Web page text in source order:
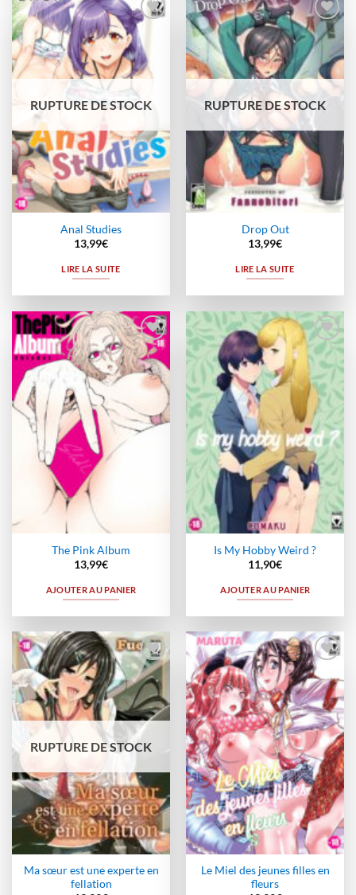
Ajouter
à la
wishlist
RUPTURE DE STOCK
Anal Studies
13,99€
LIRE LA SUITE
Ajouter
à la
wishlist
RUPTURE DE STOCK
Drop Out
13,99€
LIRE LA SUITE
Ajouter
à la
wishlist
The Pink Album
13,99€
AJOUTER AU PANIER
Ajouter
à la
wishlist
Is My Hobby Weird ?
11,90€
AJOUTER AU PANIER
Ajouter
à la
wishlist
RUPTURE DE STOCK
Ma sœur est une experte en
fellation
Ajouter
à la
wishlist
Le Miel des jeunes filles en
fleurs